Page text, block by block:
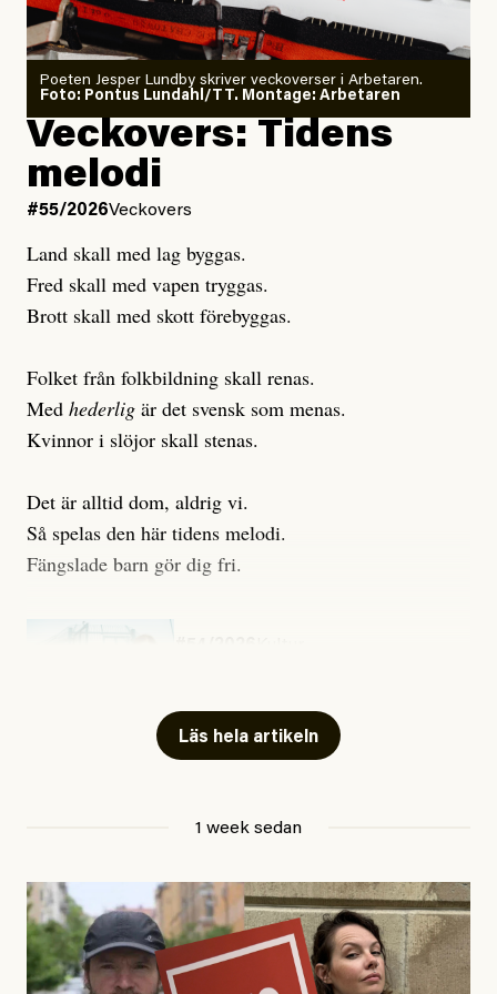
Publicerad6 August, 2026
Uppdaterad7 August, 2026
Joel Kellgren
Publicerad3 August, 2026
Uppdaterad3 August, 2026
Poeten Jesper Lundby skriver veckoverser i Arbetaren.
Foto: Pontus Lundahl/TT. Montage: Arbetaren
Veckovers: Tidens
melodi
#55/2026Veckovers
Land skall med lag byggas.
Fred skall med vapen tryggas.
Brott skall med skott förebyggas.
Folket från folkbildning skall renas.
Med hederlig är det svensk som menas.
Kvinnor i slöjor skall stenas.
Det är alltid dom, aldrig vi.
Så spelas den här tidens melodi.
Fängslade barn gör dig fri.
Läs hela artikeln
1 week sedan